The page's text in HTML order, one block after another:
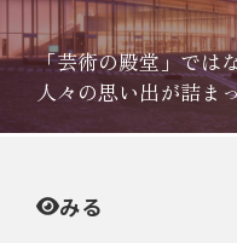
「芸術の殿堂」では
人々の思い出が詰ま
みる